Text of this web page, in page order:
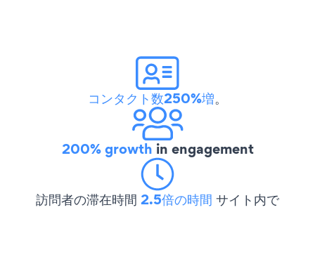
コンタクト数250%増。
200% growth in engagement
訪問者の滞在時間 2.5倍の時間 サイト内で